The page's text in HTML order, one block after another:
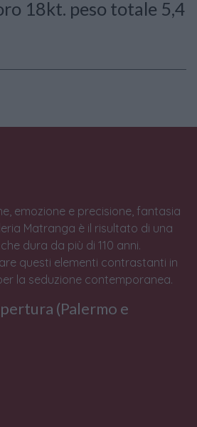
18kt. peso totale 5,4
emozione e precisione, fantasia
Matranga è il risultato di una
dura da più di 110 anni.
questi elementi contrastanti in
la seduzione contemporanea.
(Palermo e